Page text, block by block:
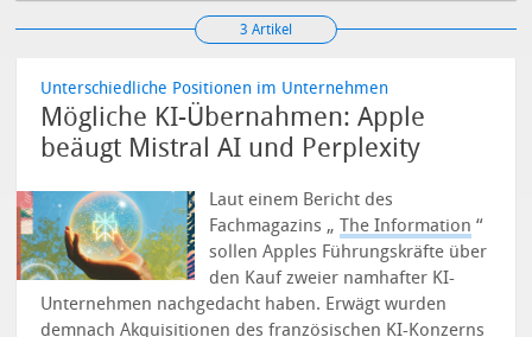
3 Artikel
Unterschiedliche Positionen im Unternehmen
Mögliche KI-Übernahmen: Apple
beäugt Mistral AI und Perplexity
Laut einem Bericht des
Fachmagazins „The Information “
sollen Apples Führungskräfte über
den Kauf zweier namhafter KI-
Unternehmen nachgedacht haben. Erwägt wurden
demnach Akquisitionen des französischen KI-Konzerns